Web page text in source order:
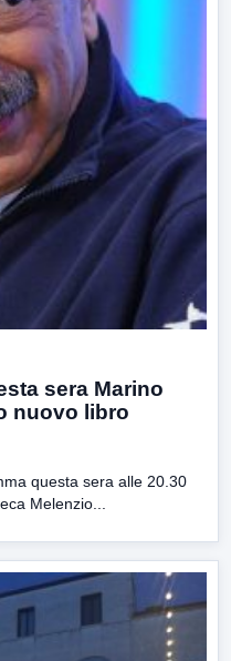
sera Marino
nuovo libro
questa sera alle 20.30
Melenzio...